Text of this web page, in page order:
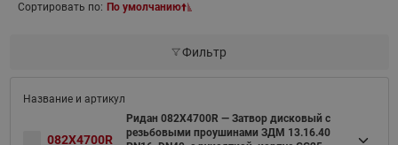
Сортировать по: По умолчанию
Фильтр
082X4700R
Ридан 082X4700R — Затвор дисковый с
резьбовыми проушинами ЗДМ 13.16.40